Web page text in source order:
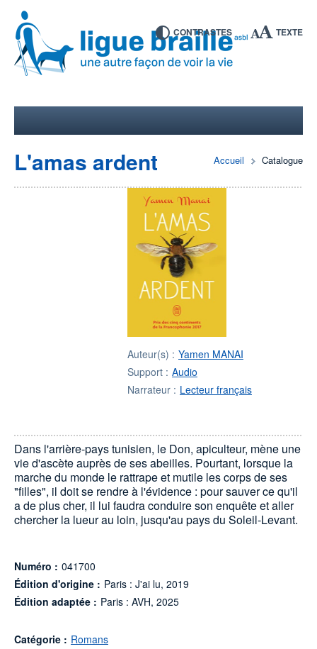
CONTRASTES TEXTE
Accueil Catalogue
L'amas ardent
Auteur(s) : Yamen MANAI
Support : Audio
Narrateur : Lecteur français
Dans l'arrière-pays tunisien, le Don, apiculteur, mène une
vie d'ascète auprès de ses abeilles. Pourtant, lorsque la
marche du monde le rattrape et mutile les corps de ses
"filles", il doit se rendre à l'évidence : pour sauver ce qu'il
a de plus cher, il lui faudra conduire son enquête et aller
chercher la lueur au loin, jusqu'au pays du Soleil-Levant.
Numéro : 041700
Édition d'origine : Paris : J'ai lu, 2019
Édition adaptée : Paris : AVH, 2025
Catégorie : Romans